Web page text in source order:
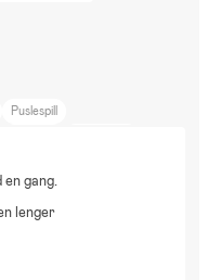
Puslespill
Nøytrale farger
og hage
gang.
lenger